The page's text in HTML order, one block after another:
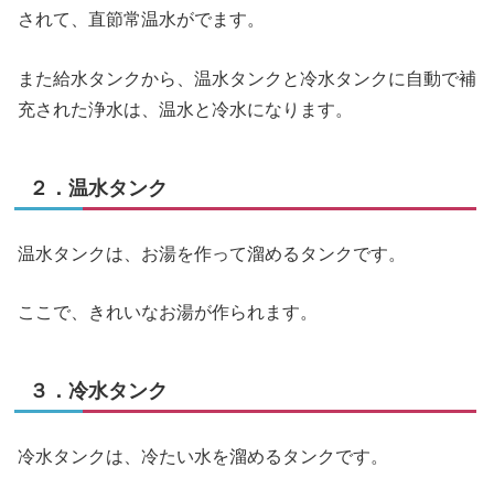
されて、直節常温水がでます。
また給水タンクから、温水タンクと冷水タンクに自動で補
充された浄水は、温水と冷水になります。
２．温水タンク
温水タンクは、お湯を作って溜めるタンクです。
ここで、きれいなお湯が作られます。
３．冷水タンク
冷水タンクは、冷たい水を溜めるタンクです。